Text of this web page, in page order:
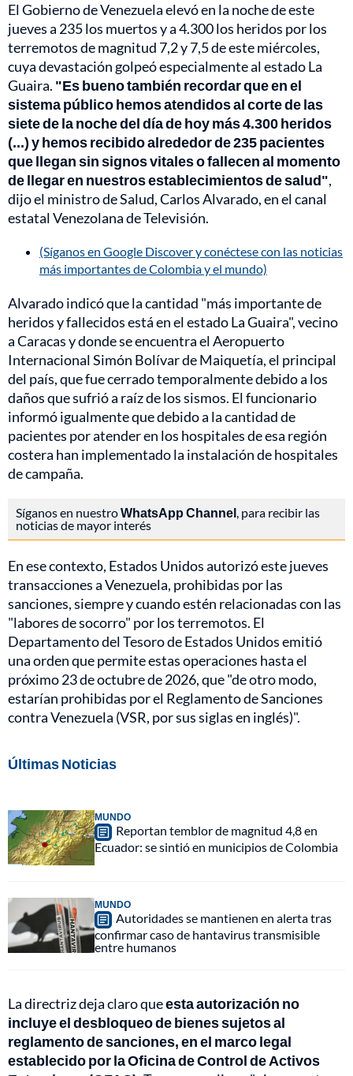
El Gobierno de Venezuela elevó en la noche de este
jueves a 235 los muertos y a 4.300 los heridos por los
terremotos de magnitud 7,2 y 7,5 de este miércoles,
cuya devastación golpeó especialmente al estado La
Guaira. "Es bueno también recordar que en el
sistema público hemos atendidos al corte de las
siete de la noche del día de hoy más 4.300 heridos
(...) y hemos recibido alrededor de 235 pacientes
que llegan sin signos vitales o fallecen al momento
de llegar en nuestros establecimientos de salud",
dijo el ministro de Salud, Carlos Alvarado, en el canal
estatal Venezolana de Televisión.
(Síganos en Google Discover y conéctese con las noticias
más importantes de Colombia y el mundo)
Alvarado indicó que la cantidad "más importante de
heridos y fallecidos está en el estado La Guaira", vecino
a Caracas y donde se encuentra el Aeropuerto
Internacional Simón Bolívar de Maiquetía, el principal
del país, que fue cerrado temporalmente debido a los
daños que sufrió a raíz de los sismos. El funcionario
informó igualmente que debido a la cantidad de
pacientes por atender en los hospitales de esa región
costera han implementado la instalación de hospitales
de campaña.
Síganos en nuestroWhatsApp Channel, para recibir las
noticias de mayor interés
En ese contexto, Estados Unidos autorizó este jueves
transacciones a Venezuela, prohibidas por las
sanciones, siempre y cuando estén relacionadas con las
"labores de socorro" por los terremotos. El
Departamento del Tesoro de Estados Unidos emitió
una orden que permite estas operaciones hasta el
próximo 23 de octubre de 2026, que "de otro modo,
estarían prohibidas por el Reglamento de Sanciones
contra Venezuela (VSR, por sus siglas en inglés)".
Últimas Noticias
MUNDO
Reportan temblor de magnitud 4,8 en
Ecuador: se sintió en municipios de Colombia
MUNDO
Autoridades se mantienen en alerta tras
confirmar caso de hantavirus transmisible
entre humanos
La directriz deja claro queesta autorización no
incluye el desbloqueo de bienes sujetos al
reglamento de sanciones, en el marco legal
establecido por la Oficina de Control de Activos